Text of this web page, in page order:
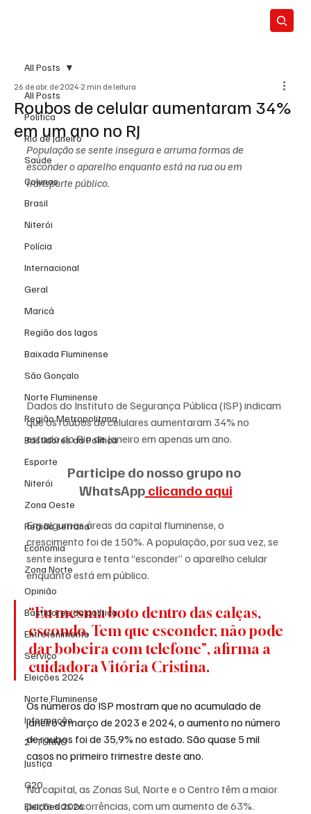
All Posts
Política
Rio de Janeiro
Saúde
Colunas
Brasil
Niterói
Polícia
Internacional
Geral
Maricá
Região dos lagos
Baixada Fluminense
São Gonçalo
Norte Fluminense
Região Metropolitana
Bastidores da Política
Esporte
Niterói
Zona Oeste
Região serrana
Economia
Zona Norte
Opinião
Bastidores da política
Entretenimento
Serviço
Eleições 2024
Norte Fluminense
Informação
2º TURNO
Justiça
G20
Eleições 2026
All Posts
Roubos de celular aumentaram 34%
em um ano no RJ
26 de abr. de 2024 2 min de leitura
População se sente insegura e arruma formas de
esconder o aparelho enquanto está na rua ou em
transporte público.
Dados do Instituto de Segurança Pública (ISP) indicam
que os roubos de celulares aumentaram 34% no
estado do Rio de Janeiro em apenas um ano.
Participe do nosso grupo no
WhatsApp clicando aqui
Em algumas áreas da capital fluminense, o
crescimento foi de 150%. A população, por sua vez, se
sente insegura e tenta “esconder” o aparelho celular
enquanto está em público.
“Eu mesma boto dentro das calças,
escondo. Tem que esconder, não pode
dar bobeira com telefone", afirma a
cuidadora Vitória Cristina.
Os números do ISP mostram que no acumulado de
janeiro a março de 2023 e 2024, o aumento no número
de roubos foi de 35,9% no estado. São quase 5 mil
casos no primeiro trimestre deste ano.
Na capital, as Zonas Sul, Norte e o Centro têm a maior
parte das ocorrências, com um aumento de 63%.